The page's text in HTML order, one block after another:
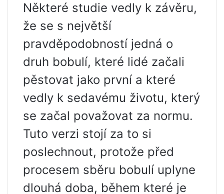
Některé studie vedly k závěru,
že se s největší
pravděpodobností jedná o
druh bobulí, které lidé začali
pěstovat jako první a které
vedly k sedavému životu, který
se začal považovat za normu.
Tuto verzi stojí za to si
poslechnout, protože před
procesem sběru bobulí uplyne
dlouhá doba, během které je